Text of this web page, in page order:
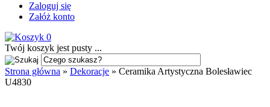
Zaloguj się
Załóż konto
0
Twój koszyk jest pusty ...
Strona główna » Dekoracje » Ceramika Artystyczna Bolesławiec
U4830